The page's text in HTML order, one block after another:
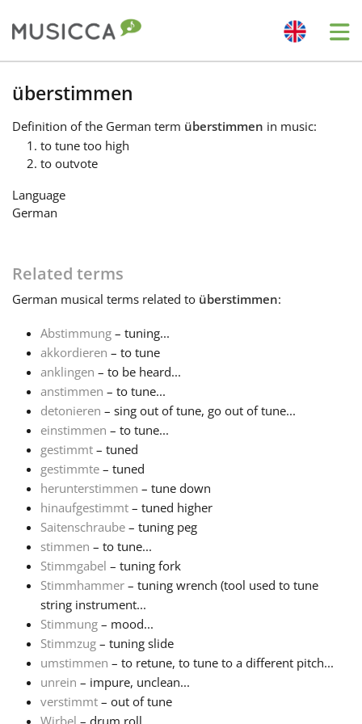
Bahasa Indonesia
Български
Español
Français
한국어
हिन्दी
Italiano
日本語
Polski
Português
überstimmen
Definition of the German term überstimmen in music:
to tune too high
to outvote
Language
German
Related terms
German musical terms related to überstimmen:
Abstimmung – tuning...
akkordieren – to tune
anklingen – to be heard...
anstimmen – to tune...
detonieren – sing out of tune, go out of tune...
einstimmen – to tune...
gestimmt – tuned
gestimmte – tuned
herunterstimmen – tune down
hinaufgestimmt – tuned higher
Saitenschraube – tuning peg
stimmen – to tune...
Stimmgabel – tuning fork
Stimmhammer – tuning wrench (tool used to tune
string instrument...
Stimmung – mood...
Stimmzug – tuning slide
umstimmen – to retune, to tune to a different pitch...
unrein – impure, unclean...
verstimmt – out of tune